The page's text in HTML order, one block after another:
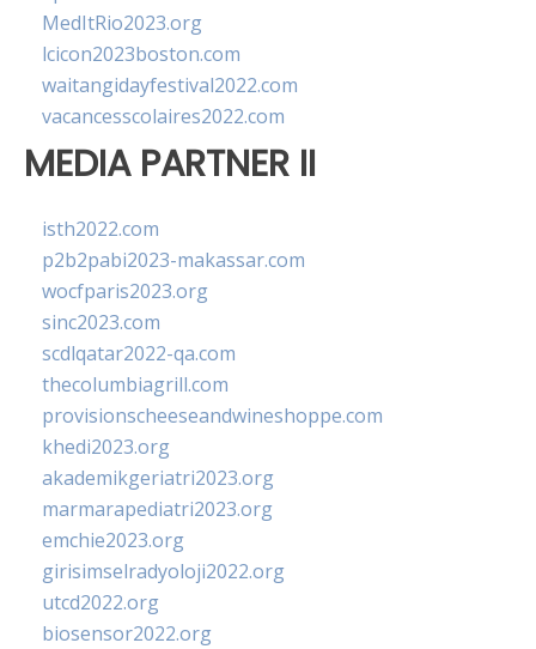
MedItRio2023.org
lcicon2023boston.com
waitangidayfestival2022.com
vacancesscolaires2022.com
MEDIA PARTNER II
isth2022.com
p2b2pabi2023-makassar.com
wocfparis2023.org
sinc2023.com
scdlqatar2022-qa.com
thecolumbiagrill.com
provisionscheeseandwineshoppe.com
khedi2023.org
akademikgeriatri2023.org
marmarapediatri2023.org
emchie2023.org
girisimselradyoloji2022.org
utcd2022.org
biosensor2022.org